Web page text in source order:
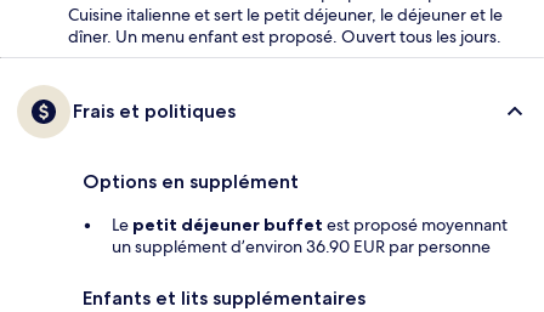
Cuisine italienne et sert le petit déjeuner, le déjeuner et le
dîner. Un menu enfant est proposé. Ouvert tous les jours.
Frais et politiques
Options en supplément
Le petit déjeuner buffet est proposé moyennant
un supplément d’environ 36.90 EUR par personne
Enfants et lits supplémentaires